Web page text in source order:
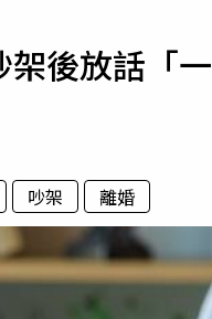
架後放話「
吵架 離婚